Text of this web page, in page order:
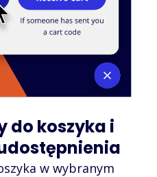
do koszyka i
w wybranym